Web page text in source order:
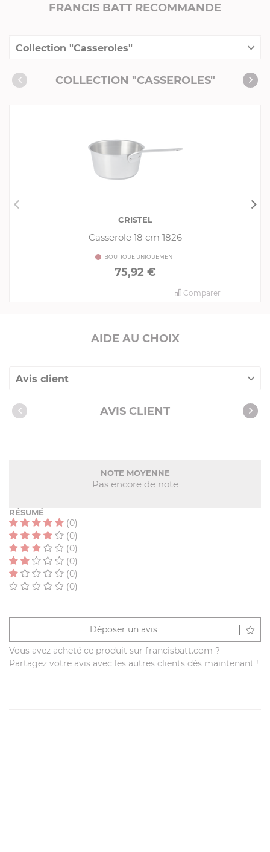
FRANCIS BATT RECOMMANDE
Collection "Casseroles"
Collection "Inox"COLLECTION "CASSEROLES"
CRISTEL
Casserole 18 cm 1826
BOUTIQUE UNIQUEMENT
75,92 €
Comparer
AIDE AU CHOIX
Avis client
Nos clients ont aussi acheté
AVIS CLIENT
NOTE MOYENNE
Pas encore de note
RÉSUMÉ
(0)
(0)
(0)
(0)
(0)
(0)
Déposer un avis
Vous avez acheté ce produit sur francisbatt.com ?
Partagez votre avis avec les autres clients dès maintenant !